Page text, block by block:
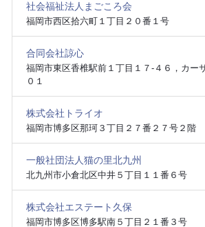
社会福祉法人まごころ会
福岡市西区拾六町１丁目２０番１号
合同会社諒心
福岡市東区香椎駅前１丁目１７‐４６，カー
０１
株式会社トライオ
福岡市博多区那珂３丁目２７番２７号２階
一般社団法人猫の里北九州
北九州市小倉北区中井５丁目１１番６号
株式会社エステート久保
福岡市博多区博多駅南５丁目２１番３号